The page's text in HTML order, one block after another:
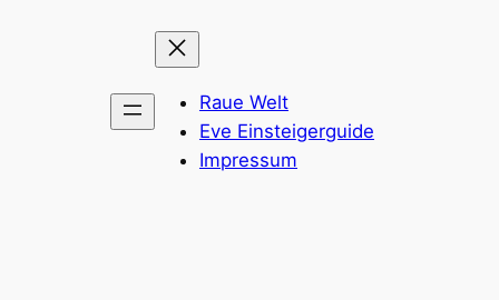
Raue Welt
Eve Einsteigerguide
Impressum